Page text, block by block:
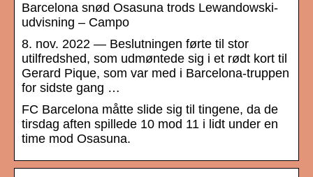
Barcelona snød Osasuna trods Lewandowski-
udvisning – Campo
8. nov. 2022 — Beslutningen førte til stor
utilfredshed, som udmøntede sig i et rødt kort til
Gerard Pique, som var med i Barcelona-truppen
for sidste gang …
FC Barcelona måtte slide sig til tingene, da de
tirsdag aften spillede 10 mod 11 i lidt under en
time mod Osasuna.